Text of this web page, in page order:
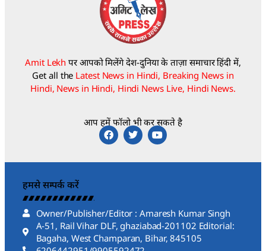
Amit Lekh पर आपको मिलेंगे देश-दुनिया के ताज़ा समाचार हिंदी में,
Get all the Latest News in Hindi, Breaking News in
Hindi, News in Hindi, Hindi News Live, Hindi News.
आप हमें फॉलो भी कर सकते है
हमसे सम्पर्क करें
Owner/Publisher/Editor : Amaresh Kumar Singh
A-51, Rail Vihar DLF, ghaziabad-201102 Editorial:
Bagaha, West Champaran, Bihar, 845105